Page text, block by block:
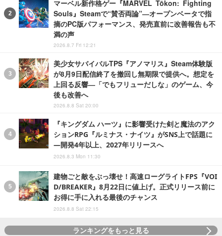
マーベル新作格ゲー『MARVEL Tōkon: Fighting
Souls』Steamで“賛否両論”―オープンベータで指
摘のPC版パフォーマンス、発売直前に改善報告も不
満の声
2026.8.7 Fri 12:21
美少女サバイバルTPS『アノマリス』Steam体験版
が8月9日配信終了を撤回し無期限で提供へ。想定を
上回る反響―「でもフリューだしな」のゲーム、今
後も改善へ
2026.8.8 Sat 20:00
『キングダム ハーツ』に影響受けた剣と魔法のアク
ションRPG『ルミナス・ナイツ』がSNS上で話題に
―開発4年以上、2027年リリースへ
2026.8.3 Mon 11:30
建物ごと敵をぶっ壊せ！高速ローグライトFPS『VOI
D/BREAKER』8月22日に値上げ。正式リリース前に
お得に手に入れる最後のチャンス
2026.8.8 Sat 22:15
ランキングをもっと見る